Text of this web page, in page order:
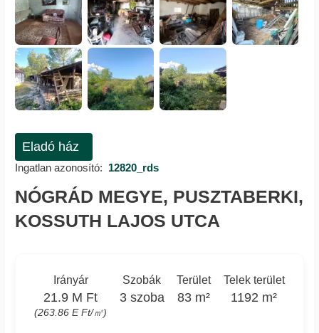
Eladó ház
Ingatlan azonosító: 12820_rds
NÓGRÁD MEGYE, PUSZTABERKI,
KOSSUTH LAJOS UTCA
Irányár
21.9 M Ft
(263.86 E Ft/㎡)
Szobák
3 szoba
Terület
83 m²
Telek terület
1192 m²